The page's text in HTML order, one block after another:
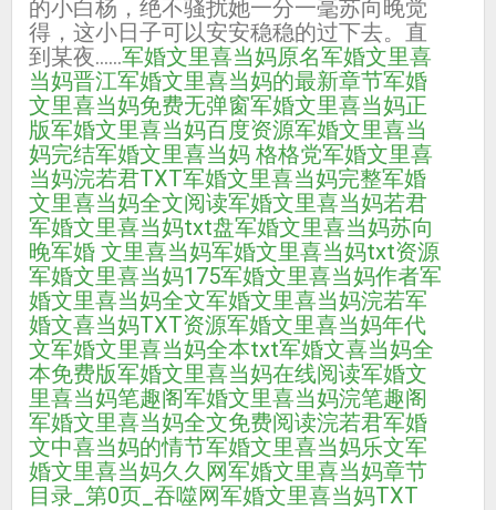
的小白杨，绝不骚扰她一分一毫苏向晚觉
得，这小日子可以安安稳稳的过下去。直
到某夜……军婚文里喜当妈原名军婚文里喜
当妈晋江军婚文里喜当妈的最新章节军婚
文里喜当妈免费无弹窗军婚文里喜当妈正
版军婚文里喜当妈百度资源军婚文里喜当
妈完结军婚文里喜当妈 格格党军婚文里喜
当妈浣若君TXT军婚文里喜当妈完整军婚
文里喜当妈全文阅读军婚文里喜当妈若君
军婚文里喜当妈txt盘军婚文里喜当妈苏向
晚军婚 文里喜当妈军婚文里喜当妈txt资源
军婚文里喜当妈175军婚文里喜当妈作者军
婚文里喜当妈全文军婚文里喜当妈浣若军
婚文喜当妈TXT资源军婚文里喜当妈年代
文军婚文里喜当妈全本txt军婚文喜当妈全
本免费版军婚文里喜当妈在线阅读军婚文
里喜当妈笔趣阁军婚文里喜当妈浣笔趣阁
军婚文里喜当妈全文免费阅读浣若君军婚
文中喜当妈的情节军婚文里喜当妈乐文军
婚文里喜当妈久久网军婚文里喜当妈章节
目录_第0页_吞噬网军婚文里喜当妈TXT